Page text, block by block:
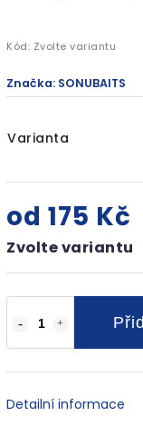
Kód: Zvolte variantu
Značka: SONUBAITS
Varianta
od 175 Kč
Zvolte variantu
Detailní informace